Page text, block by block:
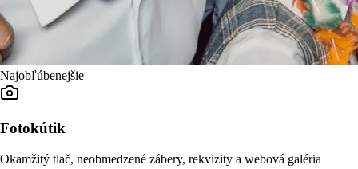
Najobľúbenejšie
Fotokútik
Okamžitý tlač, neobmedzené zábery, rekvizity a webová galéria